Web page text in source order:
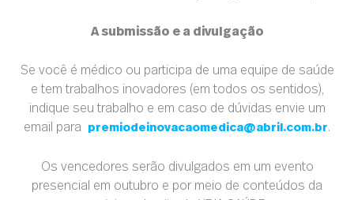
A submissão e a divulgação
Se você é médico ou participa de uma equipe de saúde
e tem trabalhos inovadores (em todos os sentidos),
indique seu trabalho e em caso de dúvidas envie um
email para
premiodeinovacaomedica@abril.com.br.
Os vencedores serão divulgados em um evento
presencial em outubro e por meio de conteúdos da